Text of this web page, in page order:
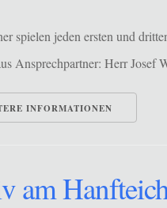
spielen jeden ersten und
Ansprechpartner: Herr Josef
INFORMATIONEN
am